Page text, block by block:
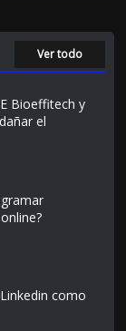
Ver todo
Bioeffitech y
el
como